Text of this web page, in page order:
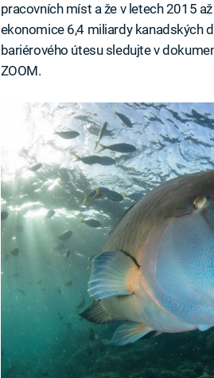
pracovních míst a že v letech 2015
ekonomice 6,4 miliardy kanadských
bariérového útesu sledujte v
ZOOM.